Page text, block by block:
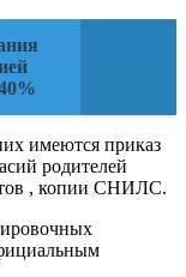
имеются приказ
родителей
, копии СНИЛС.